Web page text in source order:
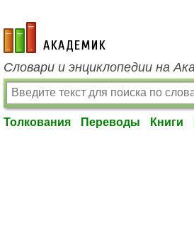
academic.ru
Словари и энциклопедии на
Толкования Переводы Книги